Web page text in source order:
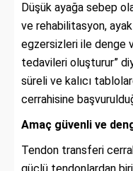
Düşük ayağa sebep
ve rehabilitasyon,
egzersizleri ile denge
tedavileri oluşturur”
süreli ve kalıcı
cerrahisine
Amaç güvenli ve
Tendon transferi